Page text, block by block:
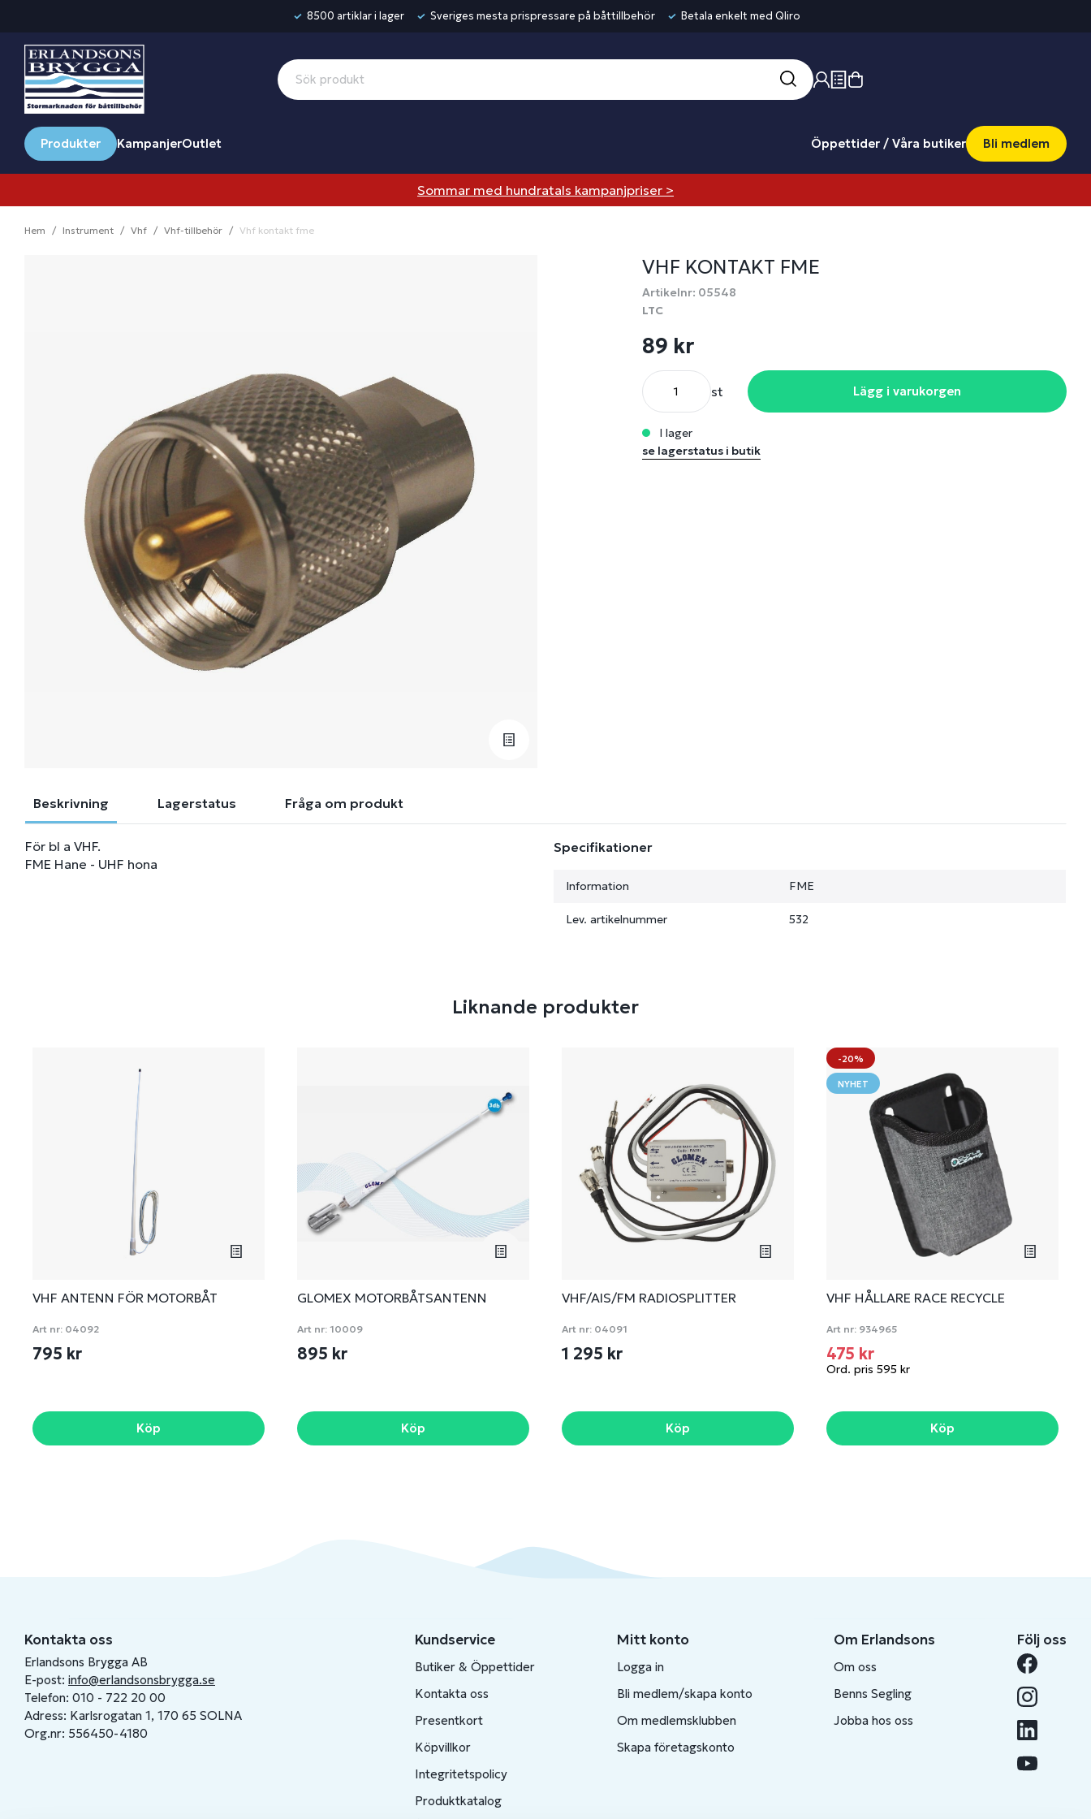
8500 artiklar i lager Sveriges mesta prispressare på båttillbehör Betala enkelt med Qliro
Produkter KampanjerOutlet Öppettider / Våra butiker Bli medlem
Sommar med hundratals kampanjpriser >
Hem Instrument Vhf Vhf-tillbehör Vhf kontakt fme
VHF KONTAKT FME
Artikelnr: 05548
LTC
89 kr
st Lägg i varukorgen
i lager
se lagerstatus i butik
Beskrivning Lagerstatus Fråga om produkt
För bl a VHF.
FME Hane - UHF hona
Specifikationer
Information FME
Lev. artikelnummer 532
Liknande produkter
VHF ANTENN FÖR MOTORBÅT
Art nr: 04092
795 kr
Köp
GLOMEX MOTORBÅTSANTENN
Art nr: 10009
895 kr
Köp
VHF/AIS/FM RADIOSPLITTER
Art nr: 04091
1 295 kr
Köp
-20%
NYHET
VHF HÅLLARE RACE RECYCLE
Art nr: 934965
475 kr
Ord. pris 595 kr
Köp
Kontakta oss
Erlandsons Brygga AB
E-post: info@erlandsonsbrygga.se
Telefon: 010 - 722 20 00
Adress: Karlsrogatan 1, 170 65 SOLNA
Org.nr: 556450-4180
Kundservice
Butiker & Öppettider
Kontakta oss
Presentkort
Köpvillkor
Integritetspolicy
Produktkatalog
Mitt konto
Logga in
Bli medlem/skapa konto
Om medlemsklubben
Skapa företagskonto
Om Erlandsons
Om oss
Benns Segling
Jobba hos oss
Följ oss